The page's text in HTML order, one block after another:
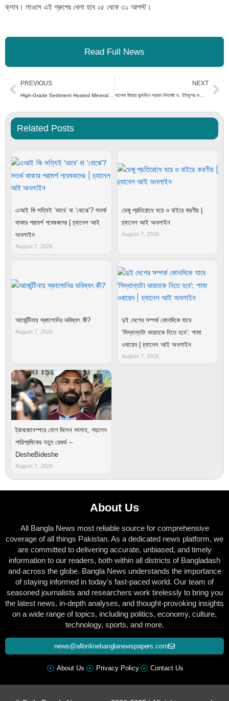
ক্লাব। লাওসে এই গ্রুপের খেলা হবে ২৫ থেকে ৩১ আগস্ট।
Read Full News
Prev
PREVIOUS NEXT
খালেদা জিয়ার জন্মদিনে প্রধান উপদেষ্টা ড. ইউনূসের শুভেচ্ছা | চ্যানেল আই অনলাইন
Related Posts
এআই কি সত্যিই ‘ভাবে’ বা ‘বোঝে’? সতর্ক
থাকার পরামর্শ গবেষকদের | চ্যানেল আই
অনলাইন
August 7, 2026
ডেঙ্গু প্রতিরোধে ঘরে ও বাইরে করণীয় |
চ্যানেল আই অনলাইন
August 7, 2026
আর্জেন্টিনায় স্কালোনির ভবিষ্যৎ কী?
August 7, 2026
দুই দেশের সম্পর্ক কোনদিকে যাবে
‘সিদ্ধান্তটা ভারতকে নিতে হবে’: শামা
ওবায়েদ | চ্যানেল আই অনলাইন
August 7, 2026
ট্রাবজোনস্পরে যোগ দিলেন সালাহ, গড়লেন
পারিশ্রমিকের নতুন রেকর্ড –
DesheBideshe
August 7, 2026
About Us
All Bangla News most reliable source for comprehensive
coverage of all things Pakistan. As a dedicated news platform, we
are committed to delivering accurate, unbiased, and timely
information to our readers, both within all districts of Bangladash
and across the globe. Bangla News understands the importance
of staying informed in today's fast-paced world. Our team of
seasoned journalists and researchers work tirelessly to bring you
the latest news, in-depth analyses, and thought-provoking insights
on a wide range of topics, including politics, economy, culture,
technology, sports, and more.
news@allonlinebanglanewspapers.com
About Us Privacy Policy Contact Us